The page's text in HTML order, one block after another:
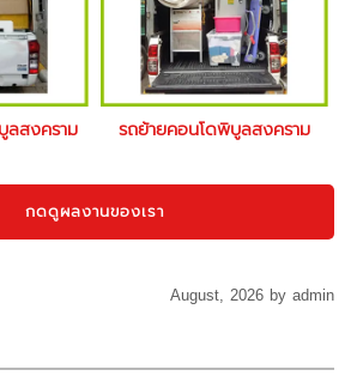
ลสงคราม รถย้ายคอนโดพิบูลสงคราม
กดดูผลงานของเรา
August, 2026 by admin